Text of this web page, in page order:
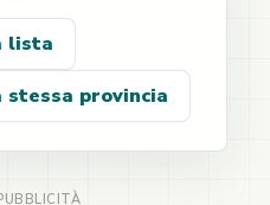
lista
provincia